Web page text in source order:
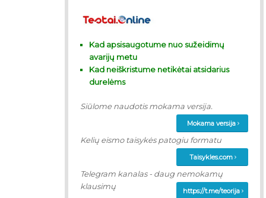
Kad apsisaugotume nuo sužeidimų
avarijų metu
Kad neiškristume netikėtai atsidarius
durelėms
Siūlome naudotis mokama versija.
Mokama versija
Kelių eismo taisykės patogiu formatu
Taisykles.com
Telegram kanalas - daug nemokamų
klausimų
https://t.me/teorija